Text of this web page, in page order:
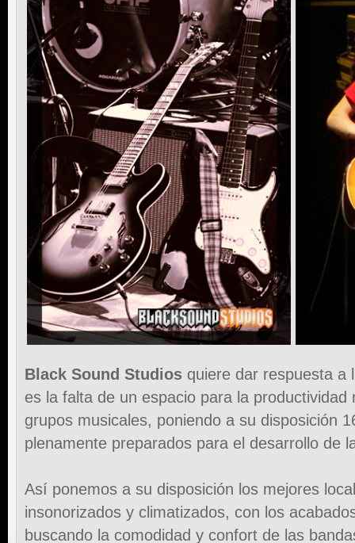
Black Sound Studios quiere dar respuesta a
es la falta de un espacio para la productividad
grupos musicales, poniendo a su disposición
plenamente preparados para el desarrollo de
Así ponemos a su disposición los mejores
insonorizados y climatizados, con los
buscando la comodidad y confort de las